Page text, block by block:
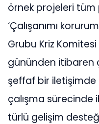
örnek projeleri tüm
‘Çalışanımı
Grubu Kriz
gününden itibaren
şeffaf bir iletişimde
çalışma
türlü gelişim